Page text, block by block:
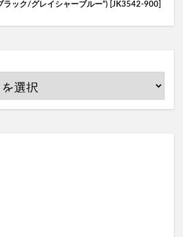
ラック/グレイシャーブルー”) [JK3542-900]